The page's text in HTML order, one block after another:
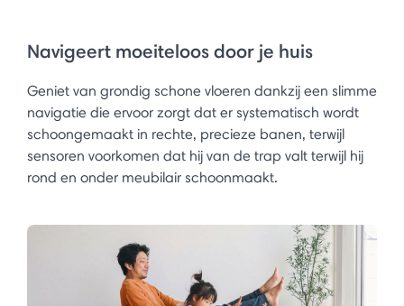
Navigeert moeiteloos door je huis
Geniet van grondig schone vloeren dankzij een slimme
navigatie die ervoor zorgt dat er systematisch wordt
schoongemaakt in rechte, precieze banen, terwijl
sensoren voorkomen dat hij van de trap valt terwijl hij
rond en onder meubilair schoonmaakt.​